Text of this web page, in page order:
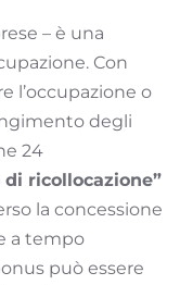
– è una
Con
l’occupazione o
degli
24
ricollocazione”
la concessione
a tempo
può essere